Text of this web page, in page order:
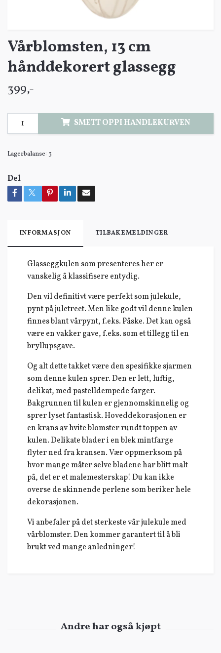
Vårblomsten, 13 cm
hånddekorert glassegg
399,-
SMETT OPPI HANDLEKURVEN
Lagerbalanse: 3
Del
INFORMASJON TILBAKEMELDINGER
Glasseggkulen som presenteres her er
vanskelig å klassifisere entydig.
Den vil definitivt være perfekt som julekule,
pynt på juletreet. Men like godt vil denne kulen
finnes blant vårpynt, f.eks. Påske. Det kan også
være en vakker gave, f.eks. som et tillegg til en
bryllupsgave.
Og alt dette takket være den spesifikke sjarmen
som denne kulen sprer. Den er lett, luftig,
delikat, med pastelldempede farger.
Bakgrunnen til kulen er gjennomskinnelig og
sprer lyset fantastisk. Hoveddekorasjonen er
en krans av hvite blomster rundt toppen av
kulen. Delikate blader i en blek mintfarge
flyter ned fra kransen. Vær oppmerksom på
hvor mange måter selve bladene har blitt malt
på, det er et malemesterskap! Du kan ikke
overse de skinnende perlene som beriker hele
dekorasjonen.
Vi anbefaler på det sterkeste vår julekule med
vårblomster. Den kommer garantert til å bli
brukt ved mange anledninger!